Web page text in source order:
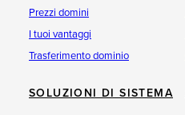
Prezzi domini
I tuoi vantaggi
Trasferimento dominio
SOLUZIONI DI SISTEMA